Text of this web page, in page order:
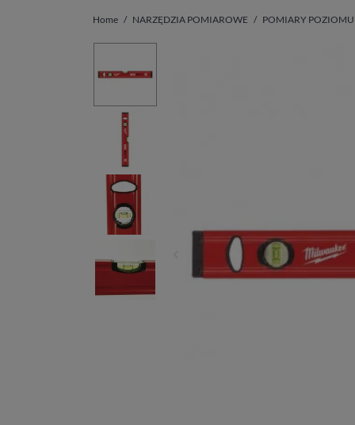
Home NARZĘDZIA POMIAROWE POMIARY POZIOMU